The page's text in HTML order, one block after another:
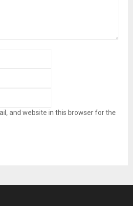
and website in this browser for the